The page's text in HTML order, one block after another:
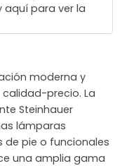
aquí para ver la
moderna y
precio. La
Steinhauer
lámparas
pie o funcionales
una amplia gama